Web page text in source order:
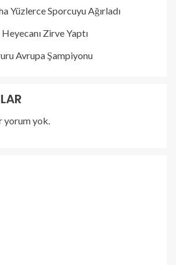
Yüzlerce Sporcuyu Ağırladı
Zirve Yaptı
Avrupa Şampiyonu
yok.